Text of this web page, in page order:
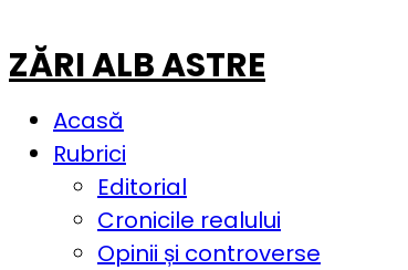
ZĂRI ALB ASTRE
Acasă
Rubrici
Editorial
Cronicile realului
Opinii și controverse